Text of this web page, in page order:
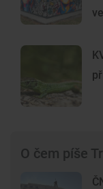
O čem píše